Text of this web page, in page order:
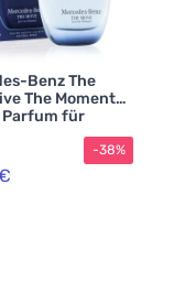
Benz The
The Moment
Parfum für
-38%